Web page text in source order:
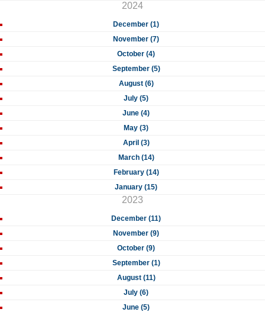
2024
December (1)
November (7)
October (4)
September (5)
August (6)
July (5)
June (4)
May (3)
April (3)
March (14)
February (14)
January (15)
2023
December (11)
November (9)
October (9)
September (1)
August (11)
July (6)
June (5)